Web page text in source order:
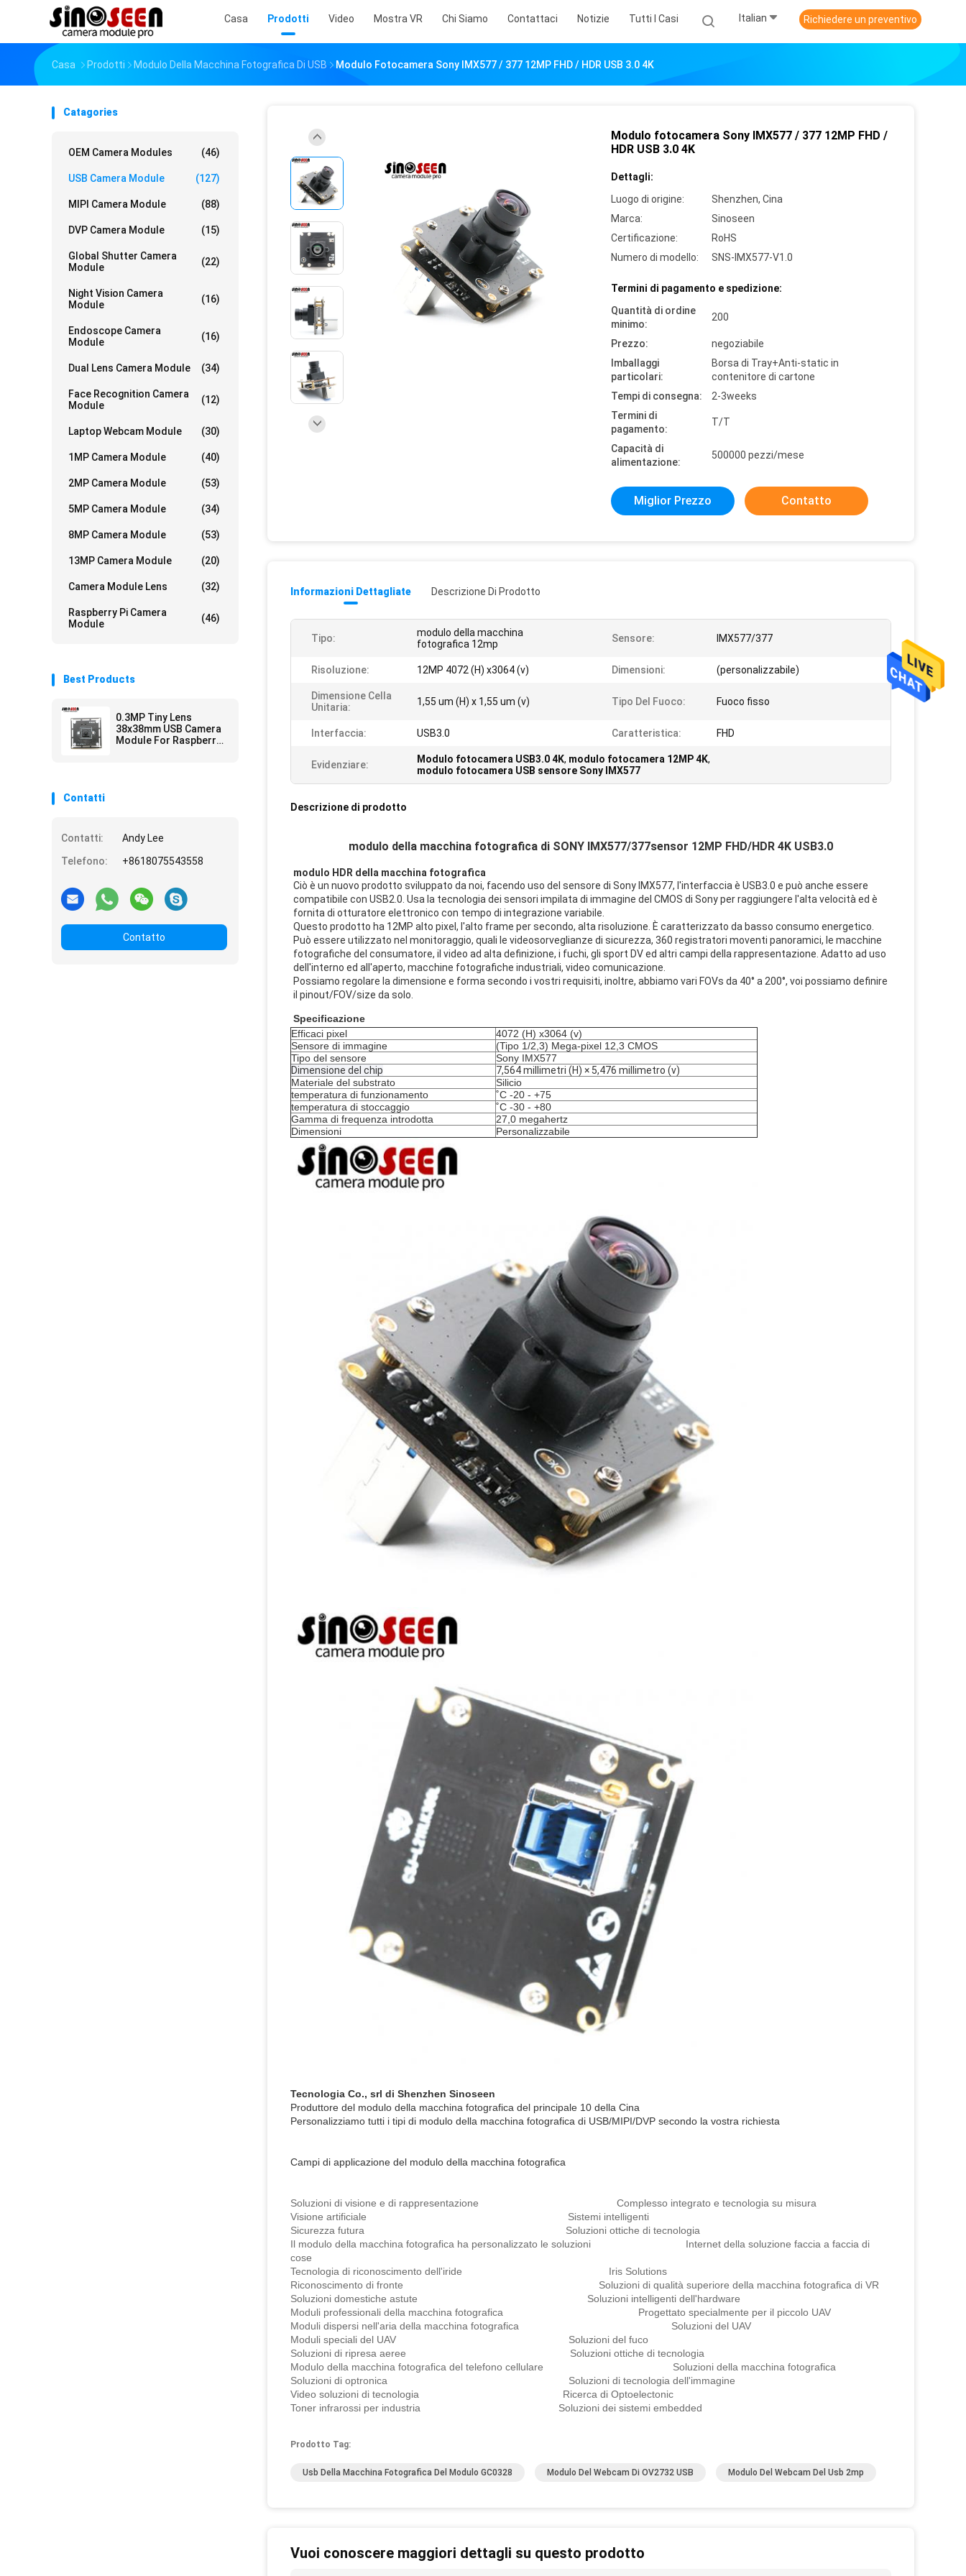
Casa Prodotti Video Mostra VR Chi Siamo Contattaci Notizie Tutti I Casi Italian Richiedere un preventivo
Casa Prodotti Modulo Della Macchina Fotografica Di USB Modulo Fotocamera Sony IMX577 / 377 12MP FHD / HDR USB 3.0 4K
Catagories
OEM Camera Modules (46)
USB Camera Module (127)
MIPI Camera Module (88)
DVP Camera Module (15)
Global Shutter Camera
Module
(22)
Night Vision Camera
Module
(16)
Endoscope Camera
Module
(16)
Dual Lens Camera Module (34)
Face Recognition Camera
Module
(12)
Laptop Webcam Module (30)
1MP Camera Module (40)
2MP Camera Module (53)
5MP Camera Module (34)
8MP Camera Module (53)
13MP Camera Module (20)
Camera Module Lens (32)
Raspberry Pi Camera
Module
(46)
Best Products
0.3MP Tiny Lens
38x38mm USB Camera
Module For Raspberry
Contatti
Contatti:
Andy Lee
Telefono:
+8618075543558
Contatto
Modulo fotocamera Sony IMX577 / 377 12MP FHD /
HDR USB 3.0 4K
Dettagli:
Luogo di origine:
Shenzhen, Cina
Marca:
Sinoseen
Certificazione:
RoHS
Numero di modello:
SNS-IMX577-V1.0
Termini di pagamento e spedizione:
Quantità di ordine
minimo:
200
Prezzo:
negoziabile
Imballaggi
particolari:
Borsa di Tray+Anti-static in
contenitore di cartone
Tempi di consegna:
2-3weeks
Termini di
pagamento:
T/T
Capacità di
alimentazione:
500000 pezzi/mese
Miglior Prezzo Contatto
Informazioni Dettagliate Descrizione Di Prodotto
Tipo:
modulo della macchina
fotografica 12mp
Sensore: IMX577/377
Risoluzione: 12MP 4072 (H) x3064 (v) Dimensioni: (personalizzabile)
Dimensione Cella
Unitaria:
1,55 um (H) x 1,55 um (v) Tipo Del Fuoco: Fuoco fisso
Interfaccia: USB3.0 Caratteristica: FHD
Evidenziare: Modulo fotocamera USB3.0 4K, modulo fotocamera 12MP 4K,
modulo fotocamera USB sensore Sony IMX577
Descrizione di prodotto
modulo della macchina fotografica di SONY IMX577/377sensor 12MP FHD/HDR 4K USB3.0
modulo HDR della macchina fotografica
Ciò è un nuovo prodotto sviluppato da noi, facendo uso del sensore di Sony IMX577, l'interfaccia è USB3.0 e può anche essere
compatibile con USB2.0. Usa la tecnologia dei sensori impilata di immagine del CMOS di Sony per raggiungere l'alta velocità ed è
fornita di otturatore elettronico con tempo di integrazione variabile.
Questo prodotto ha 12MP alto pixel, l'alto frame per secondo, alta risoluzione. È caratterizzato da basso consumo energetico.
Può essere utilizzato nel monitoraggio, quali le videosorveglianze di sicurezza, 360 registratori moventi panoramici, le macchine
fotografiche del consumatore, il video ad alta definizione, i fuchi, gli sport DV ed altri campi della rappresentazione. Adatto ad uso
dell'interno ed all'aperto, macchine fotografiche industriali, video comunicazione.
Possiamo regolare la dimensione e forma secondo i vostri requisiti, inoltre, abbiamo vari FOVs da 40° a 200°, voi possiamo definire
il pinout/FOV/size da solo.
Specificazione
Efficaci pixel
4072 (H) x3064 (v)
Sensore di immagine
(Tipo 1/2,3) Mega-pixel 12,3 CMOS
Tipo del sensore
Sony IMX577
Dimensione del chip
7,564 millimetri (H) × 5,476 millimetro (v)
Materiale del substrato
Silicio
temperatura di funzionamento
˚C -20 - +75
temperatura di stoccaggio
˚C -30 - +80
Gamma di frequenza introdotta
27,0 megahertz
Dimensioni
Personalizzabile
Tecnologia Co., srl di Shenzhen Sinoseen
Produttore del modulo della macchina fotografica del principale 10 della Cina
Personalizziamo tutti i tipi di modulo della macchina fotografica di USB/MIPI/DVP secondo la vostra richiesta
Campi di applicazione del modulo della macchina fotografica
Soluzioni di visione e di rappresentazione Complesso integrato e tecnologia su misura
Visione artificiale Sistemi intelligenti
Sicurezza futura Soluzioni ottiche di tecnologia
Il modulo della macchina fotografica ha personalizzato le soluzioni Internet della soluzione faccia a faccia di
cose
Tecnologia di riconoscimento dell'iride Iris Solutions
Riconoscimento di fronte Soluzioni di qualità superiore della macchina fotografica di VR
Soluzioni domestiche astute Soluzioni intelligenti dell'hardware
Moduli professionali della macchina fotografica Progettato specialmente per il piccolo UAV
Moduli dispersi nell'aria della macchina fotografica Soluzioni del UAV
Moduli speciali del UAV Soluzioni del fuco
Soluzioni di ripresa aeree Soluzioni ottiche di tecnologia
Modulo della macchina fotografica del telefono cellulare Soluzioni della macchina fotografica
Soluzioni di optronica Soluzioni di tecnologia dell'immagine
Video soluzioni di tecnologia Ricerca di Optoelectonic
Toner infrarossi per industria Soluzioni dei sistemi embedded
Prodotto Tag:
Usb Della Macchina Fotografica Del Modulo GC0328 Modulo Del Webcam Di OV2732 USB Modulo Del Webcam Del Usb 2mp
Vuoi conoscere maggiori dettagli su questo prodotto